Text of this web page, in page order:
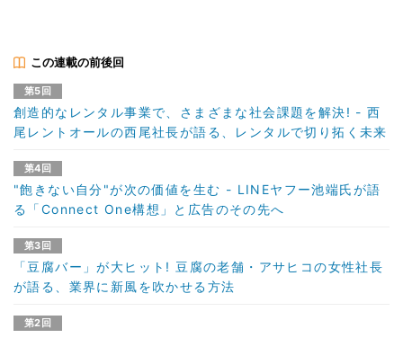
この連載の前後回
第5回
創造的なレンタル事業で、さまざまな社会課題を解決! - 西
尾レントオールの西尾社長が語る、レンタルで切り拓く未来
第4回
"飽きない自分"が次の価値を生む - LINEヤフー池端氏が語
る「Connect One構想」と広告のその先へ
第3回
「豆腐バー」が大ヒット! 豆腐の老舗・アサヒコの女性社長
が語る、業界に新風を吹かせる方法
第2回